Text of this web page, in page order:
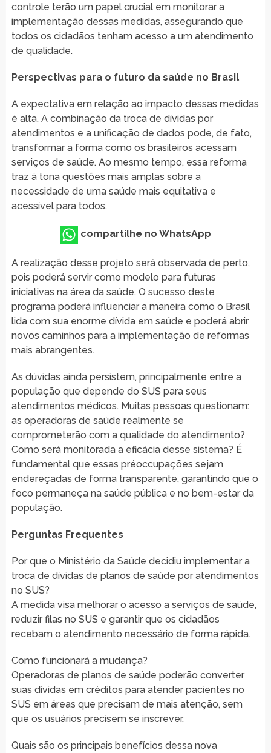
controle terão um papel crucial em monitorar a
implementação dessas medidas, assegurando que
todos os cidadãos tenham acesso a um atendimento
de qualidade.
Perspectivas para o futuro da saúde no Brasil
A expectativa em relação ao impacto dessas medidas
é alta. A combinação da troca de dívidas por
atendimentos e a unificação de dados pode, de fato,
transformar a forma como os brasileiros acessam
serviços de saúde. Ao mesmo tempo, essa reforma
traz à tona questões mais amplas sobre a
necessidade de uma saúde mais equitativa e
acessível para todos.
compartilhe no WhatsApp
A realização desse projeto será observada de perto,
pois poderá servir como modelo para futuras
iniciativas na área da saúde. O sucesso deste
programa poderá influenciar a maneira como o Brasil
lida com sua enorme dívida em saúde e poderá abrir
novos caminhos para a implementação de reformas
mais abrangentes.
As dúvidas ainda persistem, principalmente entre a
população que depende do SUS para seus
atendimentos médicos. Muitas pessoas questionam:
as operadoras de saúde realmente se
comprometerão com a qualidade do atendimento?
Como será monitorada a eficácia desse sistema? É
fundamental que essas préoccupações sejam
endereçadas de forma transparente, garantindo que o
foco permaneça na saúde pública e no bem-estar da
população.
Perguntas Frequentes
Por que o Ministério da Saúde decidiu implementar a
troca de dívidas de planos de saúde por atendimentos
no SUS?
A medida visa melhorar o acesso a serviços de saúde,
reduzir filas no SUS e garantir que os cidadãos
recebam o atendimento necessário de forma rápida.
Como funcionará a mudança?
Operadoras de planos de saúde poderão converter
suas dívidas em créditos para atender pacientes no
SUS em áreas que precisam de mais atenção, sem
que os usuários precisem se inscrever.
Quais são os principais benefícios dessa nova